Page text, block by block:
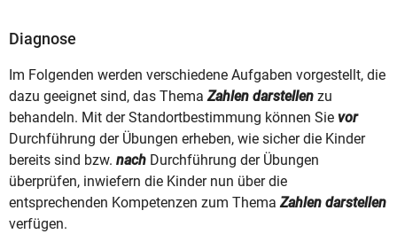
Diagnose
Im Folgenden werden verschiedene Aufgaben vorgestellt, die
dazu geeignet sind, das ThemaZahlen darstellen zu
behandeln. Mit der Standortbestimmung können Sie vor
Durchführung der Übungen erheben, wie sicher die Kinder
bereits sind bzw. nach Durchführung der Übungen
überprüfen, inwiefern die Kinder nun über die
entsprechenden Kompetenzen zum ThemaZahlen darstellen
verfügen.